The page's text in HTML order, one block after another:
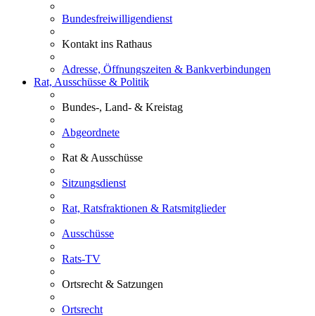
Bundesfreiwilligendienst
Kontakt ins Rathaus
Adresse, Öffnungszeiten & Bankverbindungen
Rat, Ausschüsse & Politik
Bundes-, Land- & Kreistag
Abgeordnete
Rat & Ausschüsse
Sitzungsdienst
Rat, Ratsfraktionen & Ratsmitglieder
Ausschüsse
Rats-TV
Ortsrecht & Satzungen
Ortsrecht